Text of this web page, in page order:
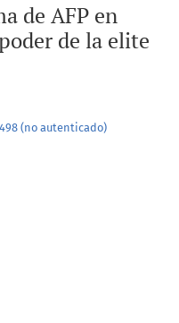
de AFP en
de la elite
(no autenticado)